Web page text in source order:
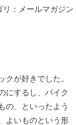
リ：メールマガジン
クが好きでした。
にするし、バイク
の、といったよう
よいものという形